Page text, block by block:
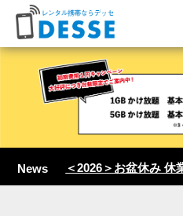
News ＜2026＞お盆休み 休